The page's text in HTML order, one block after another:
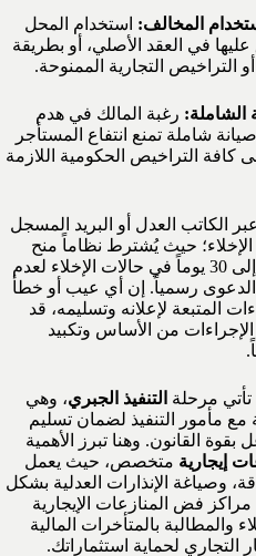
المخالف: استخدام المحل
في العقد الأصلي، أو بطريقة
التراخيص التجارية الممنوحة.
الشاملة: رغبة المالك في هدم
صيانة شاملة تمنع انتفاع المستأجر
التراخيص الحكومية اللازمة
عبر الكاتب العدل أو البريد المسجل
حيث يُشترط نظاماً منح
المستأجر مهلة قانونية (تصل غالباً إلى 30 يوماً في حالات الإخلاء لعدم
الدعوى رسمياً. إن أي عيب أو خطأ
المتبعة لإعلانه وتسليمه، قد
من الأساس وتكبيد
تأتي مرحلة التنفيذ الجبري، وهي
مأمور التنفيذ لضمان تسليم
بقوة القانون. وهنا تبرز الأهمية
إيجارية متخصص، حيث يعمل
وصياغة الإنذارات العدلية بشكل
فض المنازعات الإيجارية
والمطالبة بالمتأخرات المالية
لحماية استثماراتك.